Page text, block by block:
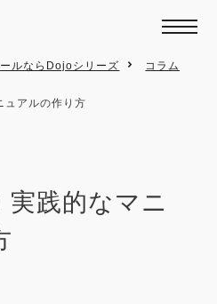
ルならDojoシリーズ
コラム
ュアルの作り方
践的なマニ